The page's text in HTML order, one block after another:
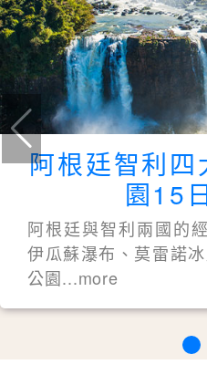
阿根廷智利四
園15
阿根廷與智利兩國的
伊瓜蘇瀑布、莫雷諾
公園...more